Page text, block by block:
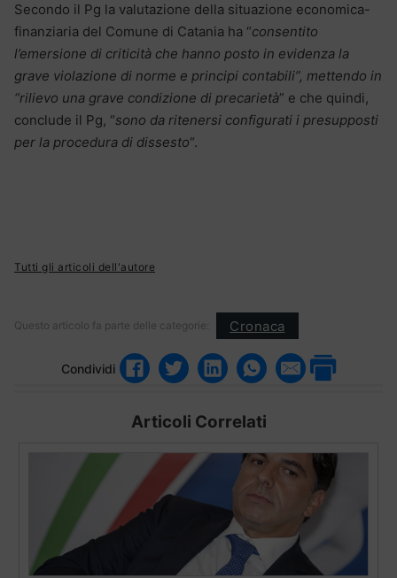
Secondo il Pg la valutazione della situazione economica-
finanziaria del Comune di Catania ha “consentito
l’emersione di criticità che hanno posto in evidenza la
grave violazione di norme e principi contabili”, mettendo in
“rilievo una grave condizione di precarietà” e che quindi,
conclude il Pg, “sono da ritenersi configurati i presupposti
per la procedura di dissesto“.
Tutti gli articoli dell'autore
Questo articolo fa parte delle categorie: Cronaca
Condividi
Articoli Correlati